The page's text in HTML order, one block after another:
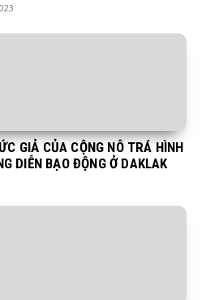
GIẢ CỦA CỘNG NÔ TRÁ HÌNH
DIỄN BẠO ĐỘNG Ở DAKLAK